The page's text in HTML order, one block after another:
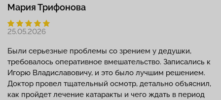
Мария Трифонова
25.05.2026
Были серьезные проблемы со зрением у дедушки,
требовалось оперативное вмешательство. Записались к
Игорю Владиславовичу, и это было лучшим решением.
Доктор провел тщательный осмотр, детально объяснил,
как пройдет лечение катаракты и чего ждать в период